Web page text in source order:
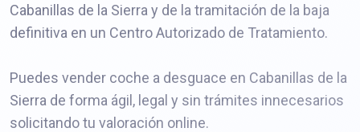
Cabanillas de la Sierra y de la tramitación de la baja
definitiva en un Centro Autorizado de Tratamiento.
Puedes vender coche a desguace en Cabanillas de la
Sierra de forma ágil, legal y sin trámites innecesarios
solicitando tu valoración online.